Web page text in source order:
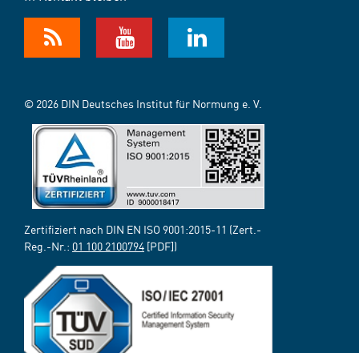
© 2026 DIN Deutsches Institut für Normung e. V.
Zertifiziert nach DIN EN ISO 9001:2015-11 (Zert.-
Reg.-Nr.: 01 100 2100794 [PDF])